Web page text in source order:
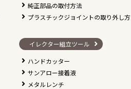
純正部品の取付方法
プラスチックジョイントの取り外し方
イレクター組立ツール
ハンドカッター
サンアロー接着液
メタルレンチ